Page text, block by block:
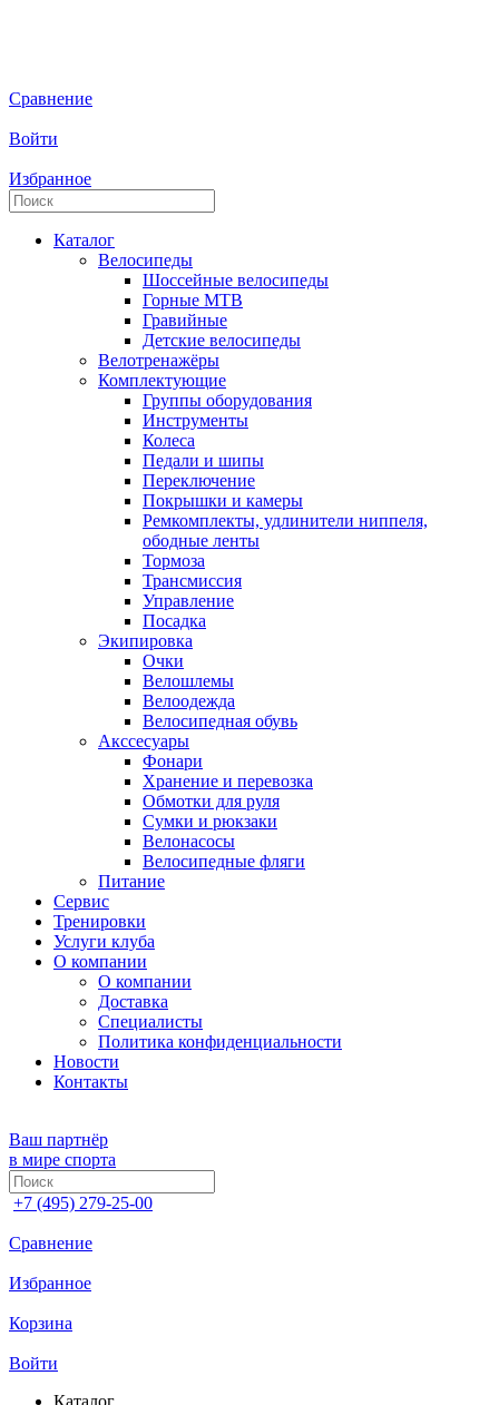
Сравнение
Войти
Избранное
Каталог
Велосипеды
Шоссейные велосипеды
Горные МTB
Гравийные
Детские велосипеды
Велотренажёры
Комплектующие
Группы оборудования
Инструменты
Колеса
Педали и шипы
Переключение
Покрышки и камеры
Ремкомплекты, удлинители ниппеля,
ободные ленты
Тормоза
Трансмиссия
Управление
Посадка
Экипировка
Очки
Велошлемы
Велоодежда
Велосипедная обувь
Акссесуары
Фонари
Хранение и перевозка
Обмотки для руля
Сумки и рюкзаки
Велонасосы
Велосипедные фляги
Питание
Сервис
Тренировки
Услуги клуба
О компании
О компании
Доставка
Специалисты
Политика конфиденциальности
Новости
Контакты
Ваш партнёр
в мире спорта
+7 (495) 279-25-00
Сравнение
Избранное
Корзина
Войти
Каталог